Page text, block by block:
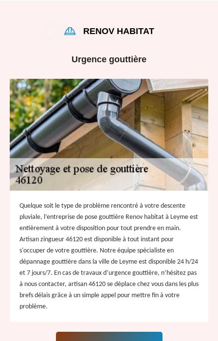
RENOV HABITAT
Urgence gouttière
Quelque soit le type de problème rencontré à votre descente
pluviale, l’entreprise de pose gouttière Renov habitat à Leyme est
entièrement à votre disposition pour tout prendre en main.
Artisan zingueur 46120 est disponible à tout instant pour
s'occuper de votre gouttière. Notre équipe spécialiste en
dépannage gouttière dans la ville de Leyme est disponible 24 h/24
et 7 jours/7. En cas de travaux d’urgence gouttière, n’hésitez pas
à nous contacter, artisan 46120 se déplace chez vous dans les plus
brefs délais grâce à un simple appel pour mettre fin à votre
problème.